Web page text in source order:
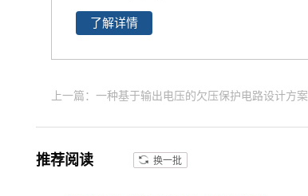
心所欲！
L2缓存和64位DDR3或
2通道、32位LPDDR2
X6Q核心板,兼容一同底
抗干扰,更快速升级产品
等优势。保定飞凌嵌入
式专注imx6,imx6开发
了解详情
上一篇：一种基于输出电压的欠压保护电路设计方案
推荐阅读 换一批